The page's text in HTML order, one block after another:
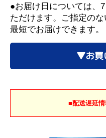
●お届け日については、
ただけます。ご指定の
最短でお届けできます。
▼お買
■配送遅延